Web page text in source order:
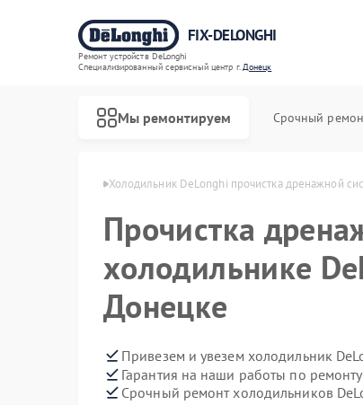
FIX-DELONGHI
Ремонт устройств DeLonghi
Специализированный cервисный центр г.Донецк
Мы ремонтируем Срочный
Холодильник DeLonghi прочистка дренажной
Прочистка
холодильнике
Донецке
Привезем и увезем холодильник
Гарантия на наши работы по
Срочный ремонт холодильников